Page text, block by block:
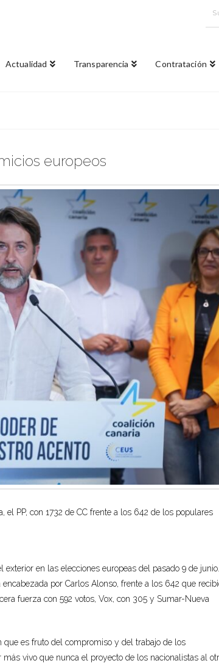
Actualidad Transparencia Contratación
europeos
el PP, con 1732 de CC frente a los 642 de los populares
exterioren las eleccioneseuropeas del pasado 9 de junio.
por Carlos Alonso, frente a los 642 que
fuerza con 592 votos, Vox, con 305 y Sumar-Nueva
que es fruto del compromiso y del trabajo de los
vivo que nunca el proyecto de los nacionalistas al